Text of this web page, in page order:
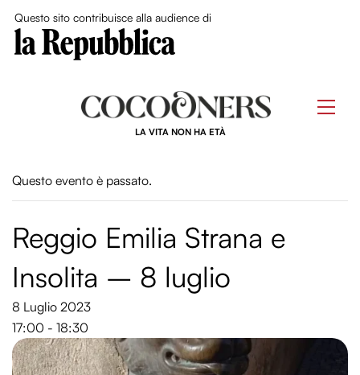
Questo sito contribuisce alla audience di
LA VITA NON HA ETÀ
Questo evento è passato.
Reggio Emilia Strana e
Insolita – 8 luglio
8 Luglio 2023
17:00 - 18:30